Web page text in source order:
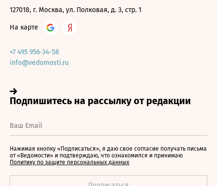
127018, г. Москва, ул. Полковая, д. 3, стр. 1
На карте
+7 495 956-34-58
info@vedomosti.ru
Нажимая кнопку «Подписаться», я даю свое согласие получать письма
от «Ведомости» и подтверждаю, что ознакомился и принимаю
Политику по защите персональных данных